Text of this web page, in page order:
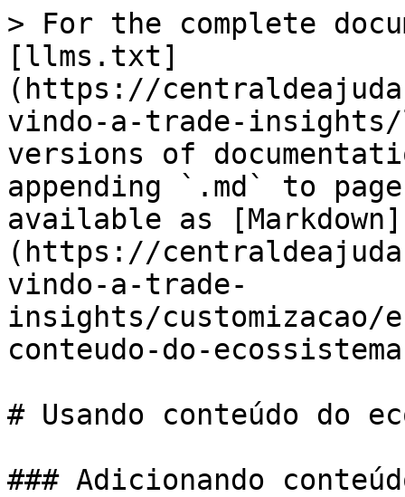
> For the complete
[llms.txt]
(https://
vindo-a-trade-
versions of
appending `.md` to
available as [Markdown]
(https://
vindo-a-trade-
insights/customizacao/
conteudo-do-
# Usando conteúdo do
### Adicionando